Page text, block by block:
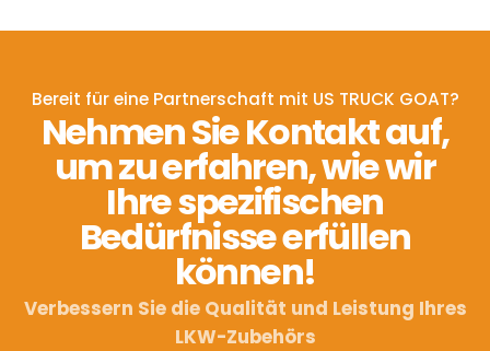
Bereit für eine Partnerschaft mit US TRUCK GOAT?
Nehmen Sie Kontakt auf,
um zu erfahren, wie wir
Ihre spezifischen
Bedürfnisse erfüllen
können!
Verbessern Sie die Qualität und Leistung Ihres
LKW-Zubehörs